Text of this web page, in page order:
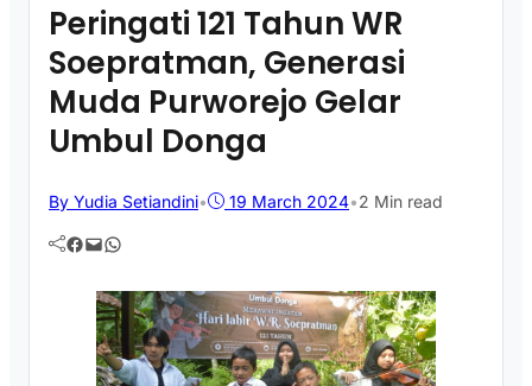
Peringati 121 Tahun WR
Soepratman, Generasi
Muda Purworejo Gelar
Umbul Donga
By Yudia Setiandini• 19 March 2024•2 Min read
Facebook Mail WhatsApp